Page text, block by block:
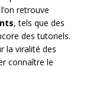
retrouve
, tels que des
des tutoriels.
la viralité des
connaître le